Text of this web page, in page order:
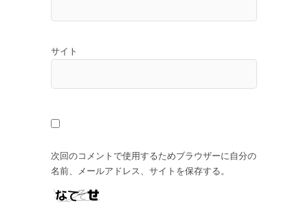
サイト
次回のコメントで使用するためブラウザーに自分の
名前、メールアドレス、サイトを保存する。